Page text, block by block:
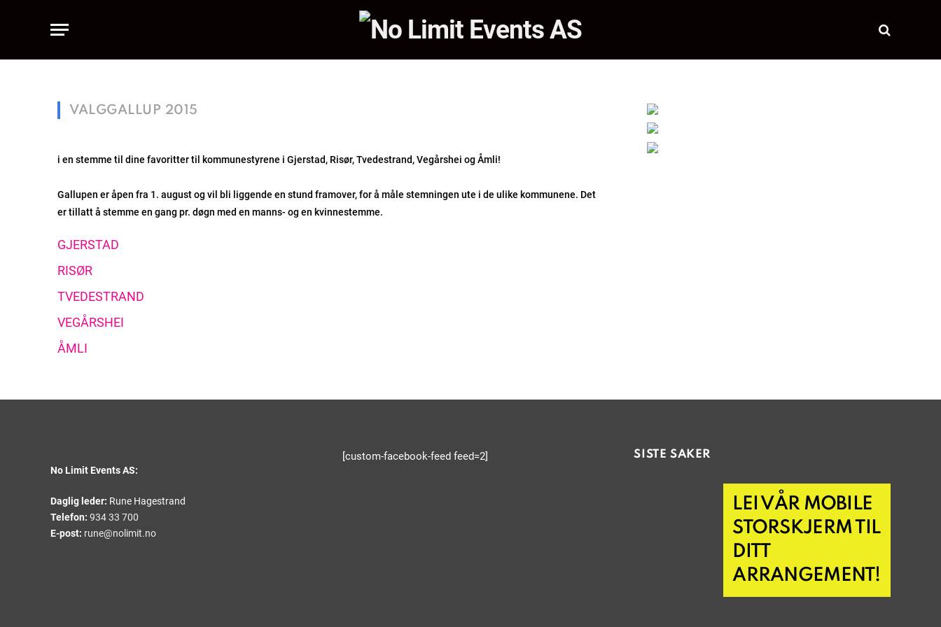
VALGGALLUP 2015
i en stemme til dine favoritter til kommunestyrene i Gjerstad, Risør, Tvedestrand, Vegårshei og Åmli!
Gallupen er åpen fra 1. august og vil bli liggende en stund framover, for å måle stemningen ute i de ulike kommunene. Det
er tillatt å stemme en gang pr. døgn med en manns- og en kvinnestemme.
GJERSTAD
RISØR
TVEDESTRAND
VEGÅRSHEI
ÅMLI
No Limit Events AS:
Daglig leder: Rune Hagestrand
Telefon: 934 33 700
E-post: rune@nolimit.no
[custom-facebook-feed feed=2] SISTE SAKER
LEI VÅR MOBILE
STORSKJERM TIL
DITT
ARRANGEMENT!